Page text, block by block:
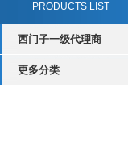
PRODUCTS LIST
西门子一级代理商
更多分类